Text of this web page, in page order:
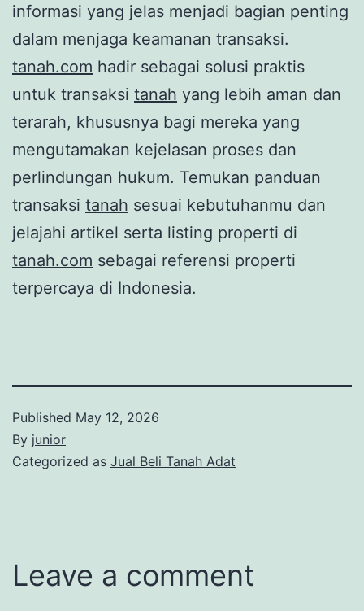
informasi yang jelas menjadi bagian penting
dalam menjaga keamanan transaksi.
tanah.com hadir sebagai solusi praktis
untuk transaksi tanah yang lebih aman dan
terarah, khususnya bagi mereka yang
mengutamakan kejelasan proses dan
perlindungan hukum. Temukan panduan
transaksi tanah sesuai kebutuhanmu dan
jelajahi artikel serta listing properti di
tanah.com sebagai referensi properti
terpercaya di Indonesia.
Published May 12, 2026
By junior
Categorized as Jual Beli Tanah Adat
Leave a comment